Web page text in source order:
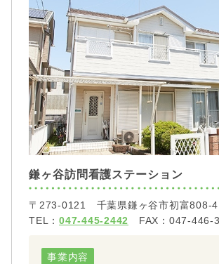
鎌ヶ谷訪問看護ステーション
〒273-0121 千葉県鎌ヶ谷市初富808-
TEL： 047-445-2442 FAX：047-446-
事業内容